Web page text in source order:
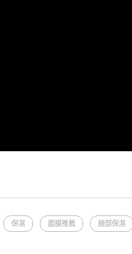
保濕 面膜推薦 臉部保濕